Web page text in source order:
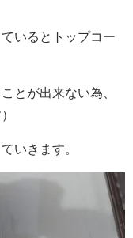
いるとトップコー
とが出来ない為、
いきます。